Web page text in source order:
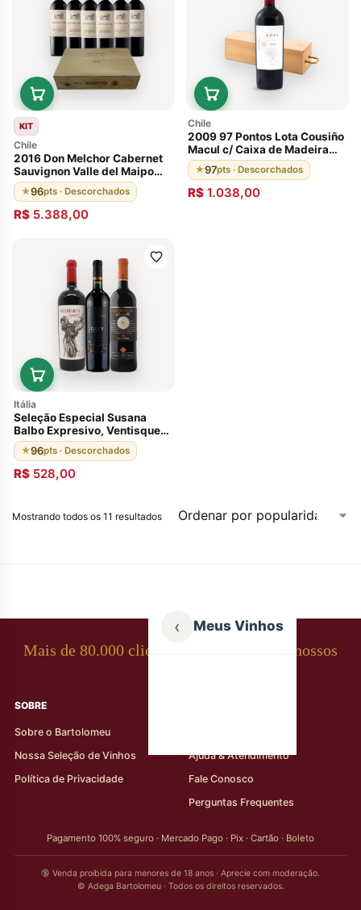
KIT
Chile
2016 Don Melchor Cabernet
Sauvignon Valle del Maipo
Caixa de Madeira- 6 Garrafas
★96pts · Descorchados
R$ 5.388,00
Chile
2009 97 Pontos Lota Cousiño
Macul c/ Caixa de Madeira
Valle del Maipo. Chile
★97pts · Descorchados
R$ 1.038,00
Itália
Seleção Especial Susana
Balbo Expresivo, Ventisquero
Grey Carmenére e
Santagostino
★96pts · Descorchados
R$ 528,00
Mostrando todos os 11 resultados
‹ Meus Vinhos
Mais de 80.000 clientes apaixonados por nossos
SOBRE
Sobre o Bartolomeu
Nossa Seleção de Vinhos
Política de Privacidade
Ajuda & Atendimento
Fale Conosco
Perguntas Frequentes
Pagamento 100% seguro · Mercado Pago · Pix · Cartão · Boleto
🔞 Venda proibida para menores de 18 anos · Aprecie com moderação.
© Adega Bartolomeu · Todos os direitos reservados.